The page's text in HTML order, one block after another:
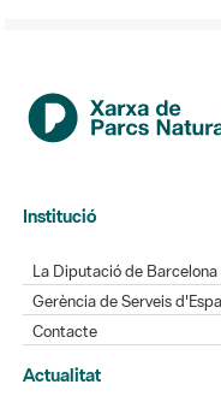
Institució
La Diputació de Barcelona
Gerència de Serveis
Contacte
Actualitat